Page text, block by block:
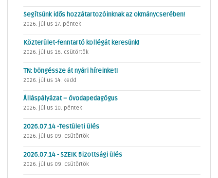
Segítsünk idős hozzátartozóinknak az okmánycserében!
2026. július 17. péntek
Közterület-fenntartó kollégát keresünk!
2026. július 16. csütörtök
TN: böngéssze át nyári híreinket!
2026. július 14. kedd
Álláspályázat – óvodapedagógus
2026. július 10. péntek
2026.07.14 -Testületi ülés
2026. július 09. csütörtök
2026.07.14 - SZEIK Bizottsági ülés
2026. július 09. csütörtök